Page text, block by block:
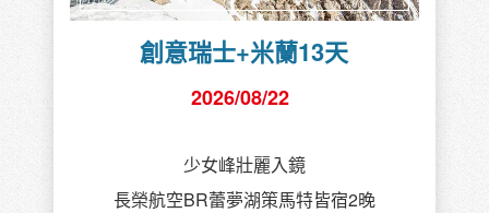
創意瑞士+米蘭13天
2026/08/22
少女峰壯麗入鏡
長榮航空BR蕾夢湖策馬特皆宿2晚